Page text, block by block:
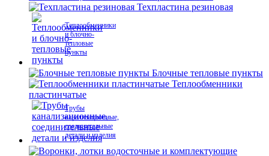
Техпластина резиновая
Теплообменники
и блочно-
тепловые
пункты
Блочные тепловые пункты
Теплообменники
пластинчатые
Трубы
канализационные,
соединительные
детали и изделия